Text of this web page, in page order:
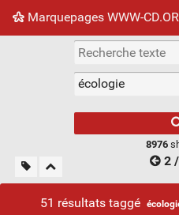
Marquepages WWW-
Nuage de tags Mur
8976
2
51 résultats taggé